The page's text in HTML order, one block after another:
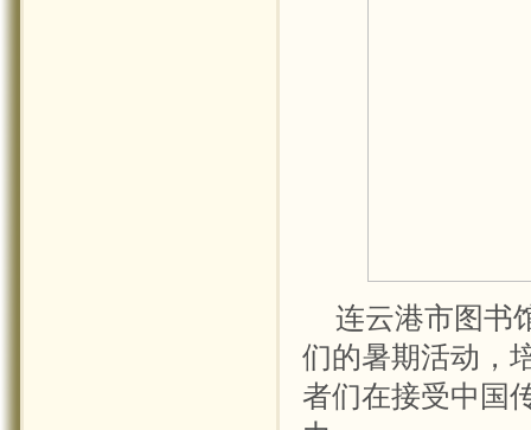
连云港市图书
们的暑期活动，
者们在接受中国